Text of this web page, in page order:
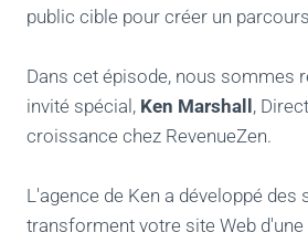
public cible pour créer un
Dans cet épisode, nous sommes
invité spécial, Ken Marshall ,
croissance chez RevenueZen.
L'agence de Ken a développé des
transforment votre site Web